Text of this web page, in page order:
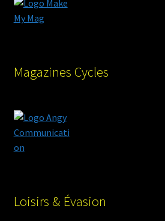
Magazines Cycles
Loisirs & Évasion